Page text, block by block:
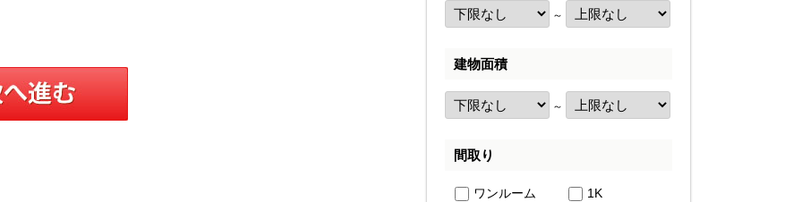
～
建物面積
～
間取り
ワンルーム
1K